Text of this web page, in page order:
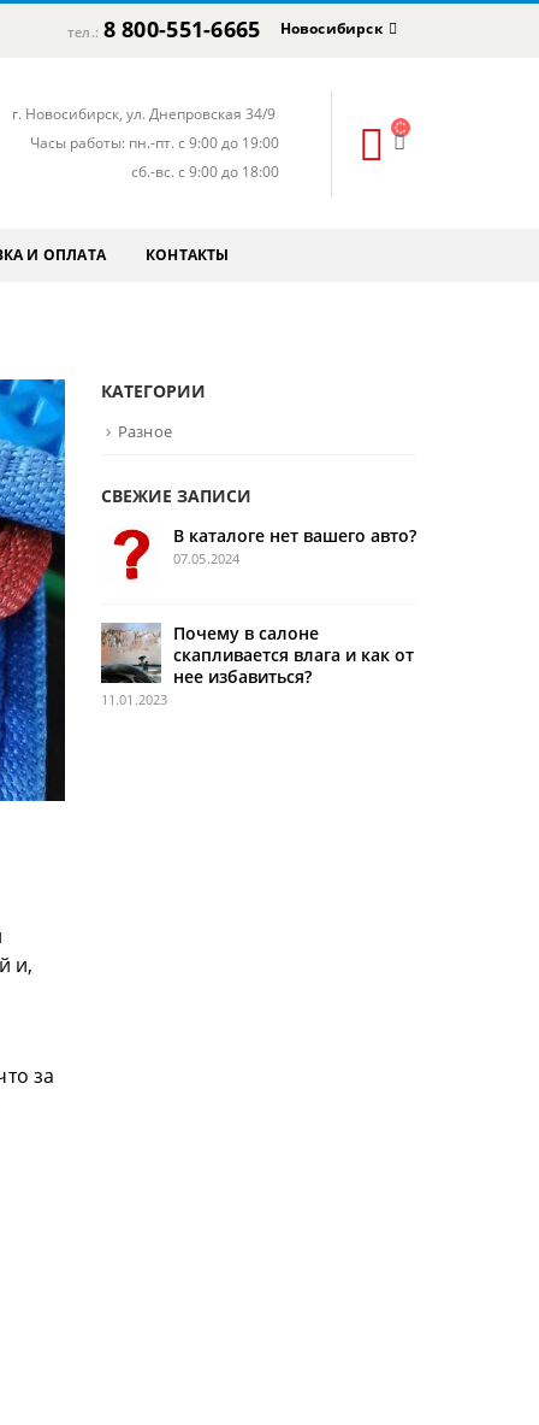
тел.: 8 800-551-6665 Новосибирск
г. Новосибирск, ул. Днепровская 34/9
Часы работы: пн.-пт. с 9:00 до 19:00
сб.-вс. с 9:00 до 18:00
И ОПЛАТА КОНТАКТЫ
и,
за
КАТЕГОРИИ
Разное
СВЕЖИЕ ЗАПИСИ
В каталоге нет вашего авто?
07.05.2024
Почему в салоне
скапливается влага и как от
нее избавиться?
11.01.2023